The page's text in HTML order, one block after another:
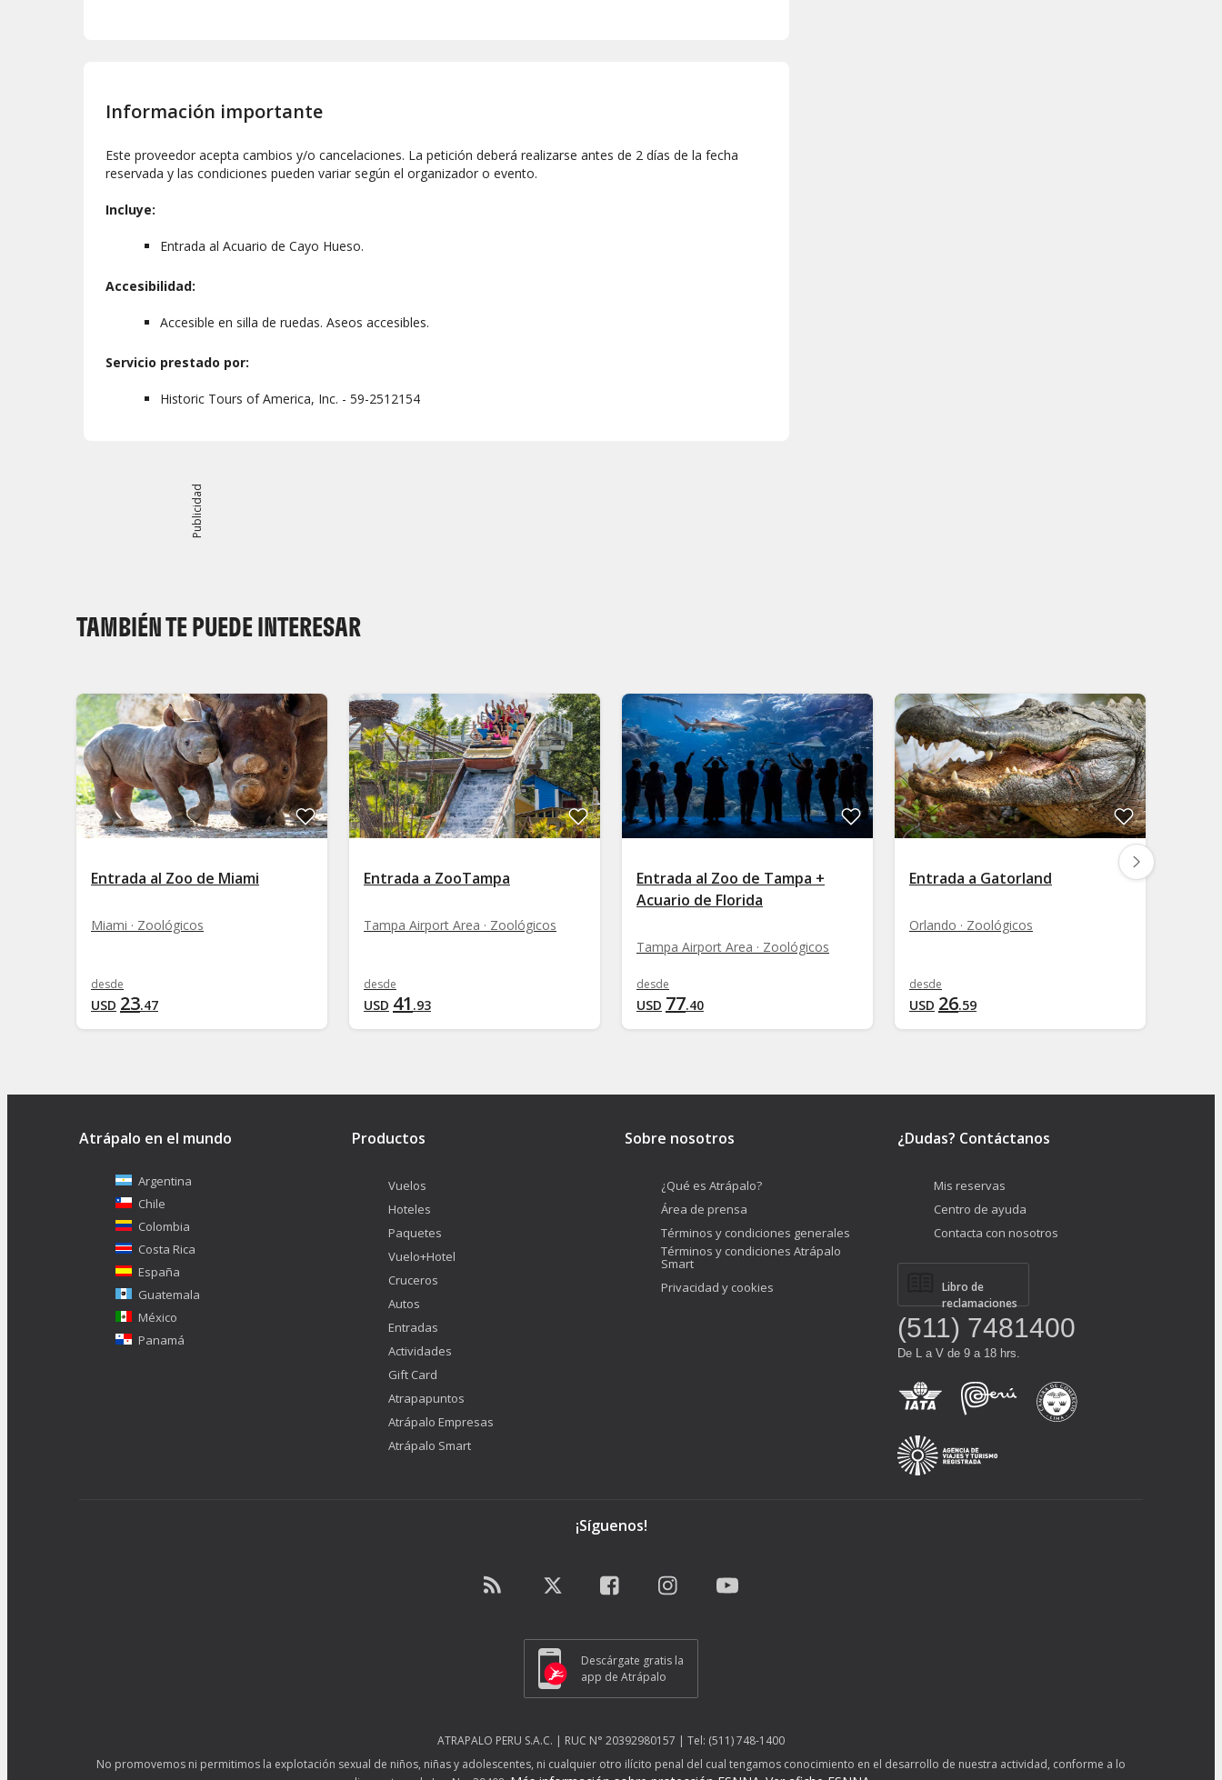
Información importante
Este proveedor acepta cambios y/o cancelaciones. La petición deberá realizarse antes de 2 días de la fecha
reservada y las condiciones pueden variar según el organizador o evento.
Incluye:
Entrada al Acuario de Cayo Hueso.
Accesibilidad:
Accesible en silla de ruedas. Aseos accesibles.
Servicio prestado por:
Historic Tours of America, Inc. - 59-2512154
Publicidad
TAMBIÉN TE PUEDE INTERESAR
Entrada al Zoo de Miami
Miami · Zoológicos
desde
USD 23.47
Entrada a ZooTampa
Tampa Airport Area · Zoológicos
desde
USD 41 .93
Entrada al Zoo de Tampa +
Acuario de Florida
Tampa Airport Area · Zoológicos
desde
USD 77.40
Entrada a Gatorland
Orlando · Zoológicos
desde
USD 26.59
Atrápalo en el mundo
Argentina
Chile
Colombia
Costa Rica
España
Guatemala
México
Panamá
Productos
Vuelos
Hoteles
Paquetes
Vuelo+Hotel
Cruceros
Autos
Entradas
Actividades
Gift Card
Atrapapuntos
Atrápalo Empresas
Atrápalo Smart
Sobre nosotros
¿Qué es Atrápalo?
Área de prensa
Términos y condiciones generales
Términos y condiciones Atrápalo
Smart
Privacidad y cookies
¿Dudas? Contáctanos
Mis reservas
Centro de ayuda
Contacta con nosotros
Libro de
reclamaciones
(511) 7481400
De L a V de 9 a 18 hrs.
¡Síguenos!
Descárgate gratis la
app de Atrápalo
ATRAPALO PERU S.A.C. | RUC N° 20392980157 | Tel: (511) 748-1400
No promovemos ni permitimos la explotación sexual de niños, niñas y adolescentes, ni cualquier otro ilícito penal del cual tengamos conocimiento en el desarrollo de nuestra actividad, conforme a lo